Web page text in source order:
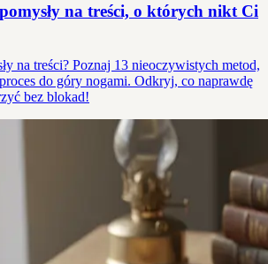
na treści, o których nikt Ci
na treści? Poznaj 13 nieoczywistych metod,
do góry nogami. Odkryj, co naprawdę
bez blokad!